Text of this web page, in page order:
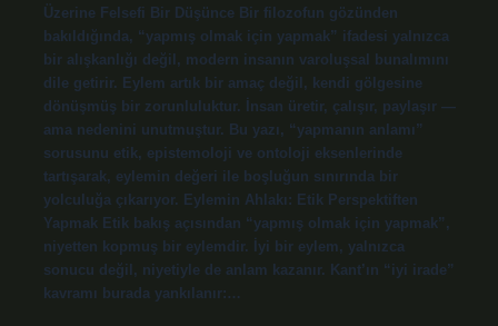
Üzerine Felsefi Bir Düşünce Bir filozofun gözünden
bakıldığında, “yapmış olmak için yapmak” ifadesi yalnızca
bir alışkanlığı değil, modern insanın varoluşsal bunalımını
dile getirir. Eylem artık bir amaç değil, kendi gölgesine
dönüşmüş bir zorunluluktur. İnsan üretir, çalışır, paylaşır —
ama nedenini unutmuştur. Bu yazı, “yapmanın anlamı”
sorusunu etik, epistemoloji ve ontoloji eksenlerinde
tartışarak, eylemin değeri ile boşluğun sınırında bir
yolculuğa çıkarıyor. Eylemin Ahlakı: Etik Perspektiften
Yapmak Etik bakış açısından “yapmış olmak için yapmak”,
niyetten kopmuş bir eylemdir. İyi bir eylem, yalnızca
sonucu değil, niyetiyle de anlam kazanır. Kant’ın “iyi irade”
kavramı burada yankılanır:…